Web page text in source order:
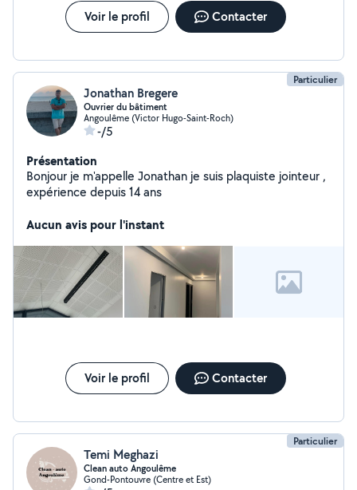
Voir le profil Contacter
Particulier
Jonathan Bregere
Ouvrier du bâtiment
Angoulême (Victor Hugo-Saint-Roch)
-/5
Présentation
Bonjour je m'appelle Jonathan je suis plaquiste jointeur ,
expérience depuis 14 ans
Aucun avis pour l'instant
Voir le profil Contacter
Particulier
Temi Meghazi
Clean auto Angoulême
Gond-Pontouvre (Centre et Est)